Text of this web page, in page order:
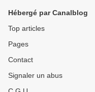
Hébergé par Canalblog
Top articles
Pages
Contact
Signaler un abus